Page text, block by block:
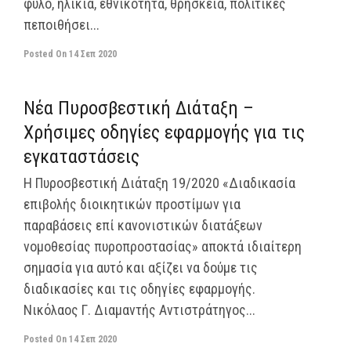
φύλο, ηλικία, εθνικότητα, θρησκεία, πολιτικές
πεποιθήσει...
Posted On 14 Σεπ 2020
Νέα Πυροσβεστική Διάταξη –
Χρήσιμες οδηγίες εφαρμογής για τις
εγκαταστάσεις
Η Πυροσβεστική Διάταξη 19/2020 «Διαδικασία
επιβολής διοικητικών προστίμων για
παραβάσεις επί κανονιστικών διατάξεων
νομοθεσίας πυροπροστασίας» αποκτά ιδιαίτερη
σημασία για αυτό και αξίζει να δούμε τις
διαδικασίες και τις οδηγίες εφαρμογής.
Νικόλαος Γ. Διαμαντής Αντιστράτηγος...
Posted On 14 Σεπ 2020